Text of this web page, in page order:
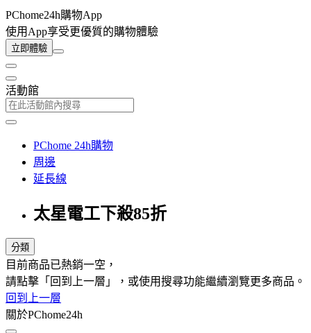
PChome24h購物App
使用App享受更優質的購物體驗
立即體驗
活動館
PChome 24h購物
周邊
延長線
太星電工下殺85折
分類
目前商品已熱銷一空，
請點擊「回到上一層」，或使用搜尋功能繼續瀏覽更多商品。
回到上一層
關於PChome24h